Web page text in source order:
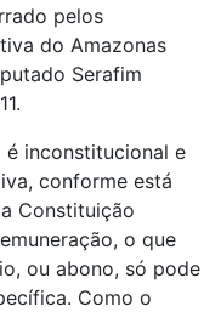
pelos
do Amazonas
Serafim
inconstitucional e
conforme está
Constituição
o que
ou abono, só pode
Como o